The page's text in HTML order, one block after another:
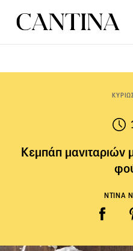
Κεμπάπ μανιταριών
ΝΤΙΝΑ